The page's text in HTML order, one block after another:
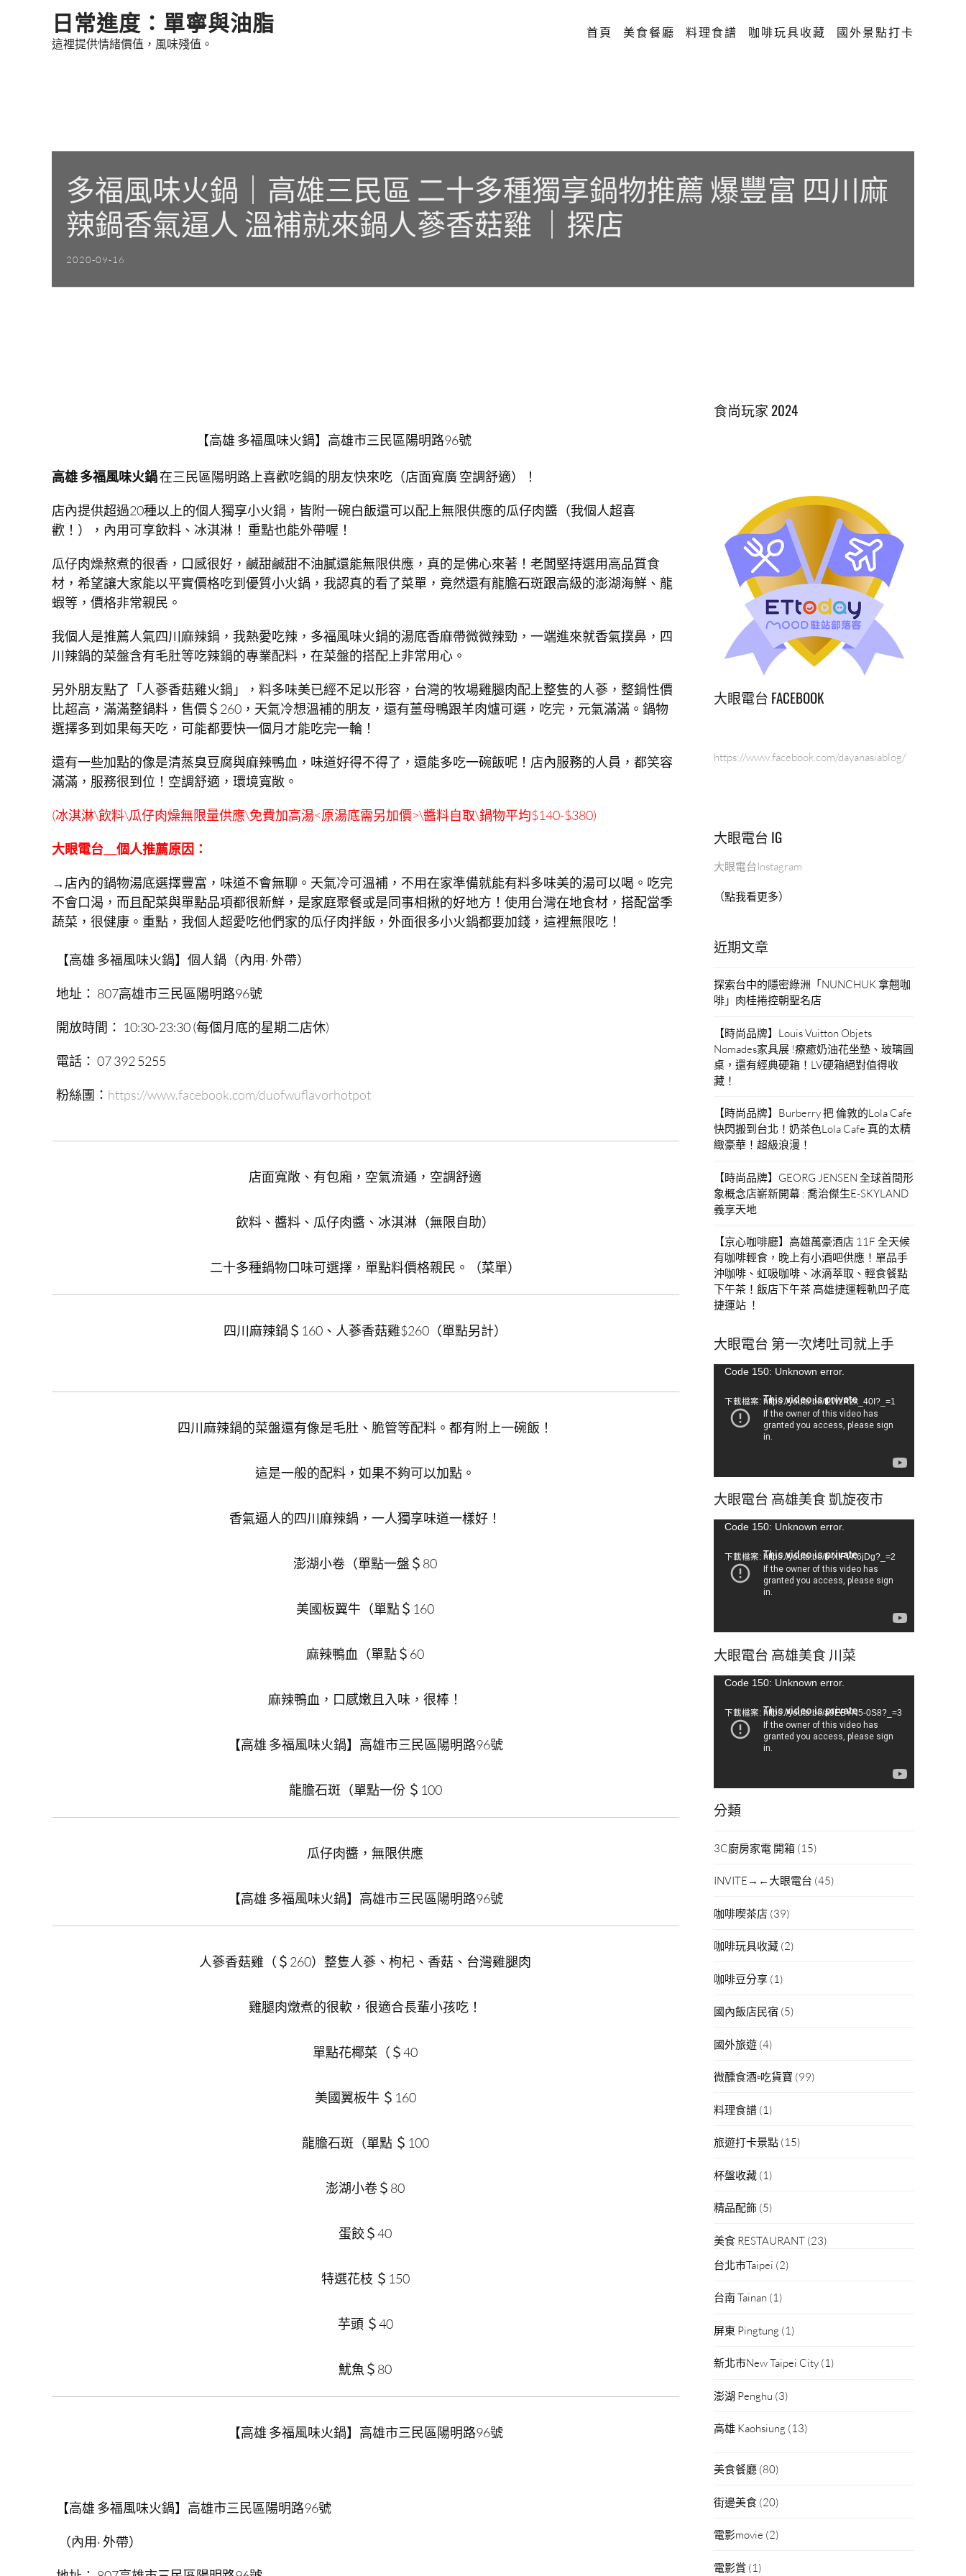
日常進度：單寧與油脂
這裡提供情緒價值，風味殘值。
首頁 美食餐廳 料理食譜 咖啡玩具收藏 國外景點打卡
多福風味火鍋｜高雄三民區 二十多種獨享鍋物推薦 爆豐富 四川麻
辣鍋香氣逼人 溫補就來鍋人蔘香菇雞 ｜探店
2020-09-16
【高雄 多福風味火鍋】高雄市三民區陽明路96號
高雄 多福風味火鍋在三民區陽明路上喜歡吃鍋的朋友快來吃（店面寬廣 空調舒適）！
店內提供超過20種以上的個人獨享小火鍋，皆附一碗白飯還可以配上無限供應的瓜仔肉醬（我個人超喜
歡！），內用可享飲料、冰淇淋！ 重點也能外帶喔！
瓜仔肉燥熬煮的很香，口感很好，鹹甜鹹甜不油膩還能無限供應，真的是佛心來著！老闆堅持選用高品質食
材，希望讓大家能以平實價格吃到優質小火鍋，我認真的看了菜單，竟然還有龍膽石斑跟高級的澎湖海鮮、龍
蝦等，價格非常親民。
我個人是推薦人氣四川麻辣鍋，我熱愛吃辣，多福風味火鍋的湯底香麻帶微微辣勁，一端進來就香氣撲鼻，四
川辣鍋的菜盤含有毛肚等吃辣鍋的專業配料，在菜盤的搭配上非常用心。
另外朋友點了「人蔘香菇雞火鍋」，料多味美已經不足以形容，台灣的牧場雞腿肉配上整隻的人蔘，整鍋性價
比超高，滿滿整鍋料，售價＄260，天氣冷想溫補的朋友，還有薑母鴨跟羊肉爐可選，吃完，元氣滿滿。鍋物
選擇多到如果每天吃，可能都要快一個月才能吃完一輪！
還有一些加點的像是清蒸臭豆腐與麻辣鴨血，味道好得不得了，還能多吃一碗飯呢！店內服務的人員，都笑容
滿滿，服務很到位！空調舒適，環境寬敞。
(冰淇淋\飲料\瓜仔肉燥無限量供應\免費加高湯<原湯底需另加價>\醬料自取\鍋物平均$140-$380)
大眼電台＿個人推薦原因：
→店內的鍋物湯底選擇豐富，味道不會無聊。天氣冷可溫補，不用在家準備就能有料多味美的湯可以喝。吃完
不會口渴，而且配菜與單點品項都很新鮮，是家庭聚餐或是同事相揪的好地方！使用台灣在地食材，搭配當季
蔬菜，很健康。重點，我個人超愛吃他們家的瓜仔肉拌飯，外面很多小火鍋都要加錢，這裡無限吃！
【高雄 多福風味火鍋】個人鍋（內用·外帶）
地址： 807高雄市三民區陽明路96號
開放時間： 10:30-23:30 (每個月底的星期二店休)
電話： 07 392 5255
粉絲團： https://www.facebook.com/duofwuflavorhotpot
店面寬敞、有包廂，空氣流通，空調舒適
飲料、醬料、瓜仔肉醬、冰淇淋（無限自助）
二十多種鍋物口味可選擇，單點料價格親民。（菜單）
四川麻辣鍋＄160、人蔘香菇雞$260（單點另計）
四川麻辣鍋的菜盤還有像是毛肚、脆管等配料。都有附上一碗飯！
這是一般的配料，如果不夠可以加點。
香氣逼人的四川麻辣鍋，一人獨享味道一樣好！
澎湖小卷（單點一盤＄80
美國板翼牛（單點＄160
麻辣鴨血（單點＄60
麻辣鴨血，口感嫩且入味，很棒！
【高雄 多福風味火鍋】高雄市三民區陽明路96號
龍膽石斑（單點一份 ＄100
瓜仔肉醬，無限供應
【高雄 多福風味火鍋】高雄市三民區陽明路96號
人蔘香菇雞（＄260）整隻人蔘、枸杞、香菇、台灣雞腿肉
雞腿肉燉煮的很軟，很適合長輩小孩吃！
單點花椰菜（＄40
美國翼板牛 ＄160
龍膽石斑（單點 ＄100
澎湖小卷＄80
蛋餃＄40
特選花枝 ＄150
芋頭 ＄40
魷魚＄80
【高雄 多福風味火鍋】高雄市三民區陽明路96號
【高雄 多福風味火鍋】高雄市三民區陽明路96號
（內用·外帶）
食尚玩家 2024
大眼電台 FACEBOOK
https://www.facebook.com/dayanasiablog/
大眼電台 IG
大眼電台Instagram
（點我看更多）
近期文章
探索台中的隱密綠洲「NUNCHUK 拿翹咖
啡」肉桂捲控朝聖名店
【時尚品牌】Louis Vuitton Objets
Nomades家具展 !療癒奶油花坐墊、玻璃圓
桌，還有經典硬箱！LV硬箱絕對值得收
藏！
【時尚品牌】Burberry 把 倫敦的Lola Cafe
快閃搬到台北！奶茶色Lola Cafe 真的太精
緻豪華！超級浪漫！
【時尚品牌】GEORG JENSEN 全球首間形
象概念店嶄新開幕 : 喬治傑生E-SKYLAND
義享天地
【京心咖啡廳】高雄萬豪酒店 11F 全天候
有咖啡輕食，晚上有小酒吧供應！單品手
沖咖啡、虹吸咖啡、冰滴萃取、輕食餐點
下午茶！飯店下午茶 高雄捷運輕軌凹子底
捷運站 ！
大眼電台 第一次烤吐司就上手
視Code 150: Unknown error.
下載檔案: https://youtu.be/tLWzRzx_40I?_=1
大眼電台 高雄美食 凱旋夜市
視Code 150: Unknown error.
下載檔案: https://youtu.be/b-XfFVK6jDg?_=2
大眼電台 高雄美食 川菜
視Code 150: Unknown error.
下載檔案: https://youtu.be/a9EBYN5-0S8?_=3
分類
3C廚房家電 開箱 (15)
INVITE→←大眼電台 (45)
咖啡喫茶店 (39)
咖啡玩具收藏 (2)
咖啡豆分享 (1)
國內飯店民宿 (5)
國外旅遊 (4)
微醺食酒▫吃貨寶 (99)
料理食譜 (1)
旅遊打卡景點 (15)
杯盤收藏 (1)
精品配飾 (5)
美食 RESTAURANT (23)
台北市Taipei (2)
台南 Tainan (1)
屏東 Pingtung (1)
新北市New Taipei City (1)
澎湖 Penghu (3)
高雄 Kaohsiung (13)
美食餐廳 (80)
街邊美食 (20)
電影movie (2)
電影賞 (1)